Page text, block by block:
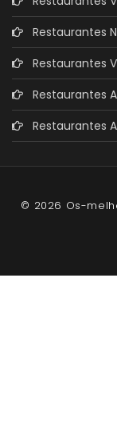
Restaurantes
Restaurantes
Restaurantes
Restaurantes
© 2026 Os-